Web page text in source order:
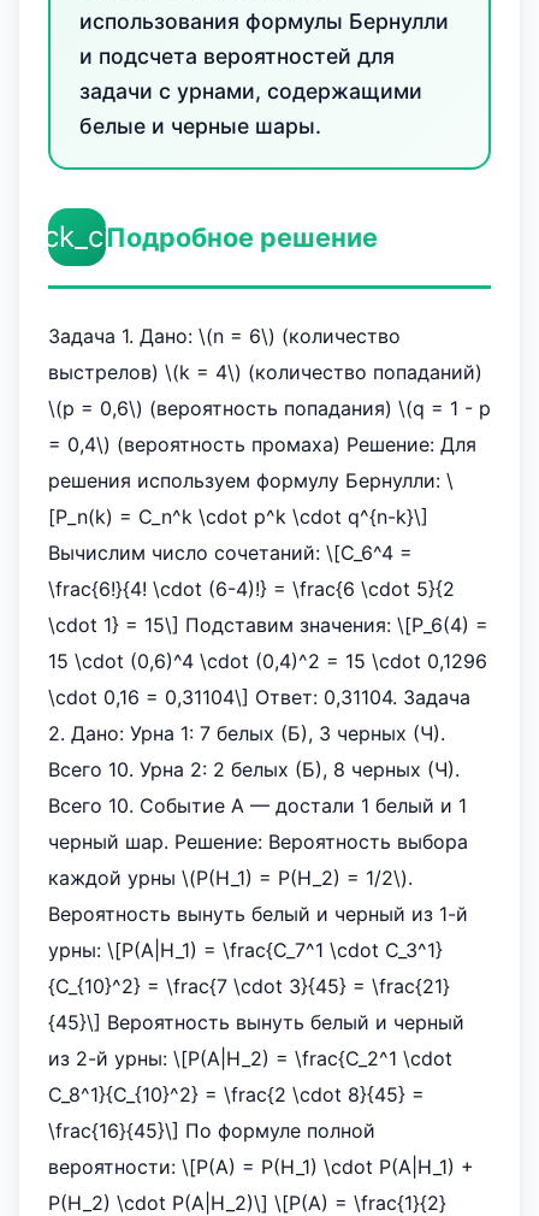
использования формулы Бернулли
и подсчета вероятностей для
задачи с урнами, содержащими
белые и черные шары.
Подробное решение
Задача 1. Дано: \(n = 6\) (количество
выстрелов) \(k = 4\) (количество попаданий)
\(p = 0,6\) (вероятность попадания) \(q = 1 - p
= 0,4\) (вероятность промаха) Решение: Для
решения используем формулу Бернулли: \
[P_n(k) = C_n^k \cdot p^k \cdot q^{n-k}\]
Вычислим число сочетаний: \[C_6^4 =
\frac{6!}{4! \cdot (6-4)!} = \frac{6 \cdot 5}{2
\cdot 1} = 15\] Подставим значения: \[P_6(4) =
15 \cdot (0,6)^4 \cdot (0,4)^2 = 15 \cdot 0,1296
\cdot 0,16 = 0,31104\] Ответ: 0,31104. Задача
2. Дано: Урна 1: 7 белых (Б), 3 черных (Ч).
Всего 10. Урна 2: 2 белых (Б), 8 черных (Ч).
Всего 10. Событие А — достали 1 белый и 1
черный шар. Решение: Вероятность выбора
каждой урны \(P(H_1) = P(H_2) = 1/2\).
Вероятность вынуть белый и черный из 1-й
урны: \[P(A|H_1) = \frac{C_7^1 \cdot C_3^1}
{C_{10}^2} = \frac{7 \cdot 3}{45} = \frac{21}
{45}\] Вероятность вынуть белый и черный
из 2-й урны: \[P(A|H_2) = \frac{C_2^1 \cdot
C_8^1}{C_{10}^2} = \frac{2 \cdot 8}{45} =
\frac{16}{45}\] По формуле полной
вероятности: \[P(A) = P(H_1) \cdot P(A|H_1) +
P(H_2) \cdot P(A|H_2)\] \[P(A) = \frac{1}{2}